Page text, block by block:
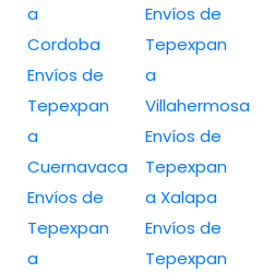
a
Cordoba
Envíos de
Tepexpan
a
Cuernavaca
Envíos de
Tepexpan
a
Envíos de
Tepexpan
a
Villahermosa
Envíos de
Tepexpan
a Xalapa
Envíos de
Tepexpan